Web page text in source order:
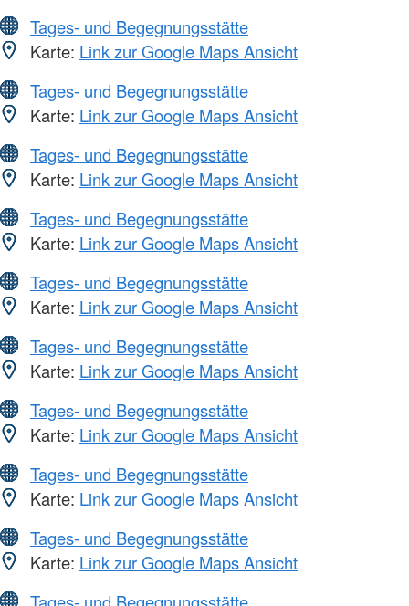
Tages- und Begegnungsstätte
Karte: Link zur Google Maps Ansicht
Tages- und Begegnungsstätte
Karte: Link zur Google Maps Ansicht
Tages- und Begegnungsstätte
Karte: Link zur Google Maps Ansicht
Tages- und Begegnungsstätte
Karte: Link zur Google Maps Ansicht
Tages- und Begegnungsstätte
Karte: Link zur Google Maps Ansicht
Tages- und Begegnungsstätte
Karte: Link zur Google Maps Ansicht
Tages- und Begegnungsstätte
Karte: Link zur Google Maps Ansicht
Tages- und Begegnungsstätte
Karte: Link zur Google Maps Ansicht
Tages- und Begegnungsstätte
Karte: Link zur Google Maps Ansicht